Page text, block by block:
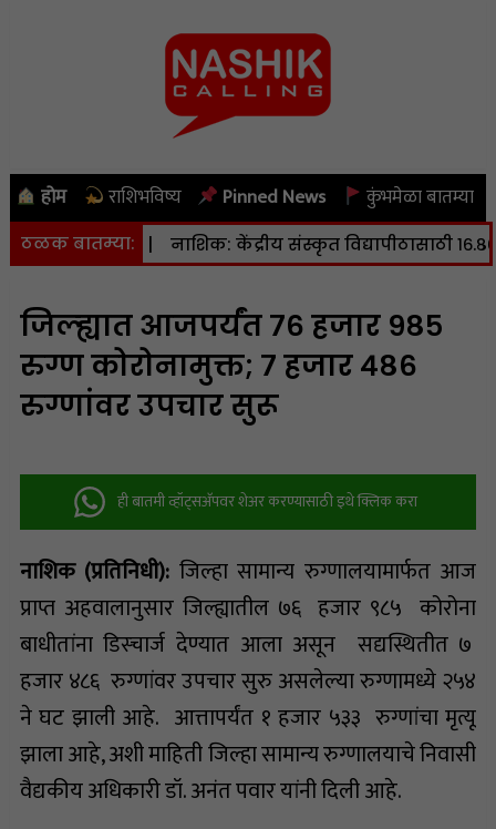
होम राशिभविष्य Pinned News कुंभमेळा बातम्या
ठळक बातम्या:
स्केल | नाशिक: केंद्रीय संस्कृत विद्यापीठासाठी १६.८० हेक्टर
जिल्ह्यात आजपर्यंत ७६ हजार ९८५
रुग्ण कोरोनामुक्त; ७ हजार ४८६
रुग्णांवर उपचार सुरू
ही बातमी व्हॉट्सअ‍ॅपवर शेअर करण्यासाठी इथे क्लिक करा
नाशिक (प्रतिनिधी): जिल्हा सामान्य रुग्णालयामार्फत आज
प्राप्त अहवालानुसार जिल्ह्यातील ७६ हजार ९८५ कोरोना
बाधीतांना डिस्चार्ज देण्यात आला असून सद्यस्थितीत ७
हजार ४८६ रुग्णांवर उपचार सुरु असलेल्या रुग्णामध्ये २५४
ने घट झाली आहे. आत्तापर्यंत १ हजार ५३३ रुग्णांचा मृत्यू
झाला आहे, अशी माहिती जिल्हा सामान्य रुग्णालयाचे निवासी
वैद्यकीय अधिकारी डॉ. अनंत पवार यांनी दिली आहे.